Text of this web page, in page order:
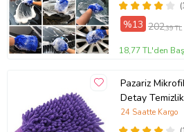
%13 202,39 TL
18,77 TL'den
Pazariz
Detay
22x13Cm (Mor)
24 Saatte Kargo